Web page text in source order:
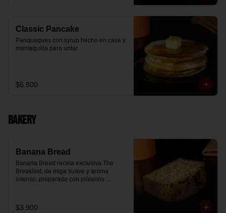
Classic Pancake
Panqueques con syrup hecho en casa y
mantequilla para untar.
$6.900
Bakery
Banana Bread
Banana Bread receta exclusiva The
Breakfast, de miga suave y aroma
intenso, preparado con plátanos
$3.900